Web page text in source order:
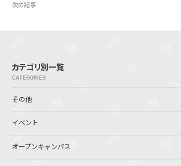
次の記事
カテゴリ別一覧
CATEGORIES
その他
イベント
オープンキャンパス